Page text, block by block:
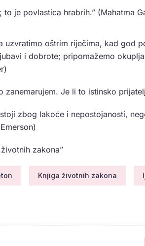
je povlastica hrabrih.” (Mahatma
uzvratimo oštrim riječima, kad god
i dobrote; pripomažemo
zanemarujem. Je li to istinsko
zbog lakoće i nepostojanosti,
zakona”
Knjiga životnih zakona